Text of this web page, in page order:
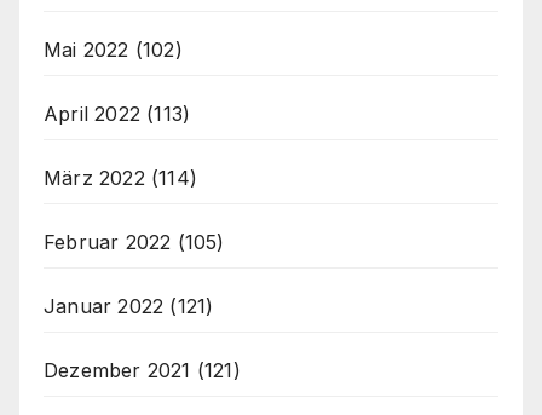
Mai 2022 (102)
April 2022 (113)
März 2022 (114)
Februar 2022 (105)
Januar 2022 (121)
Dezember 2021 (121)